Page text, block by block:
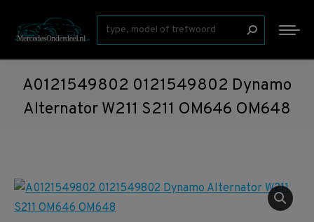
Zoeken:
A0121549802 0121549802 Dynamo
Alternator W211 S211 OM646 OM648